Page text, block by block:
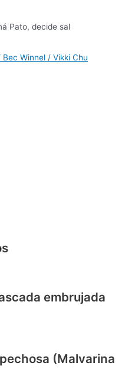
Pato, decide sal
Winnel / Vikki Chu
embrujada
(Malvarina